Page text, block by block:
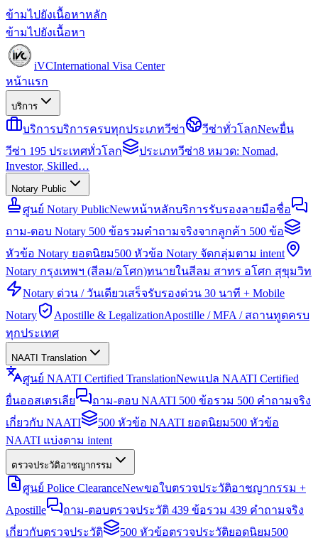
ข้ามไปยังเนื้อหาหลัก
ข้ามไปยังเนื้อหา
iVCInternational Visa Center
หน้าแรก
บริการ
บริการบริการครบทุกประเภทวีซ่า วีซ่าทั่วโลกNewยื่น
วีซ่า 195 ประเทศทั่วโลก
ประเภทวีซ่า8 หมวด: Nomad,
Investor, Skilled…
Notary Public
ศูนย์ Notary PublicNewหน้าหลักบริการรับรองลายมือชื่อ
ถาม-ตอบ Notary 500 ข้อรวมคำถามจริงจากลูกค้า 500 ข้อ
หัวข้อ Notary ยอดนิยม500 หัวข้อ Notary จัดกลุ่มตาม intent
Notary กรุงเทพฯ (สีลม/อโศก)ทนายในสีลม สาทร อโศก สุขุมวิท
Notary ด่วน / วันเดียวเสร็จรับรองด่วน 30 นาที + Mobile
Notary
Apostille & LegalizationApostille / MFA / สถานทูตครบ
ทุกประเทศ
NAATI Translation
ศูนย์ NAATI Certified TranslationNewแปล NAATI Certified
ยื่นออสเตรเลีย
ถาม-ตอบ NAATI 500 ข้อรวม 500 คำถามจริง
เกี่ยวกับ NAATI
500 หัวข้อ NAATI ยอดนิยม500 หัวข้อ
NAATI แบ่งตาม intent
ตรวจประวัติอาชญากรรม
ศูนย์ Police ClearanceNewขอใบตรวจประวัติอาชญากรรม +
Apostille
ถาม-ตอบตรวจประวัติ 439 ข้อรวม 439 คำถามจริง
เกี่ยวกับตรวจประวัติ
500 หัวข้อตรวจประวัติยอดนิยม500